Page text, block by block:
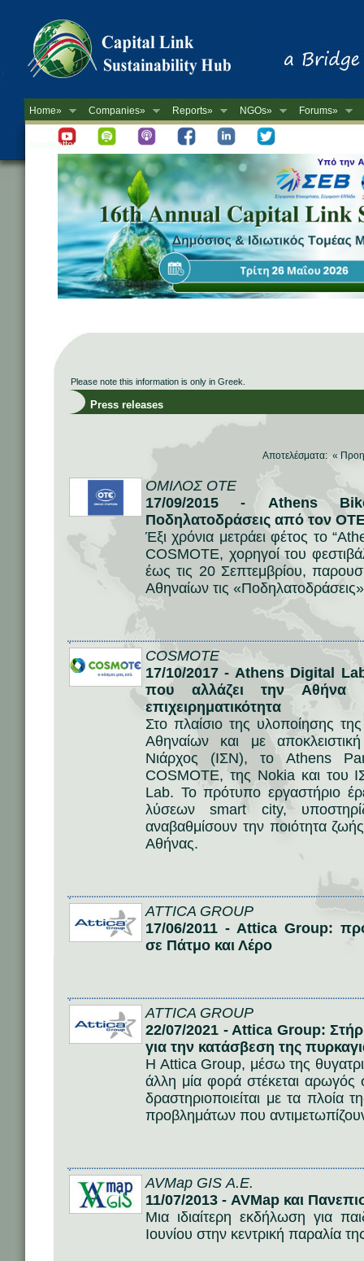
Home» Companies» Reports» NGOs» Forums»
Newsletter
Please note this information is only in Greek.
Press releases
Αποτελέσματα: «
ΟΜΙΛΟΣ ΟΤΕ
17/09/2015 - Athens
Ποδηλατοδράσεις από τον ΟΤΕ
Έξι χρόνια μετράει φέτος το
COSMOTE, χορηγοί του
έως τις 20 Σεπτεμβρίου,
Αθηναίων τις
COSMOTE
17/10/2017 - Athens Digital
που αλλάζει την Αθήνα
επιχειρηματικότητα
Στο πλαίσιο της υλοποίησης
Αθηναίων και με
Νιάρχος (ΙΣΝ), το Athens
COSMOTE, της Νokia και του
Lab. To πρότυπο εργαστήριο
λύσεων smart city,
αναβαθμίσουν την ποιότητα
Αθήνας.
ATTICA GROUP
17/06/2011 - Attica Group:
σε Πάτμο και Λέρο
ATTICA GROUP
22/07/2021 - Attica Group:
για την κατάσβεση της
H Attica Group, μέσω της
άλλη μία φορά στέκεται
δραστηριοποιείται με τα πλοία
προβλημάτων που
AVMap GIS Α.Ε.
11/07/2013 - AVMap και
Μια ιδιαίτερη εκδήλωση για
Ιουνίου στην κεντρική παραλία